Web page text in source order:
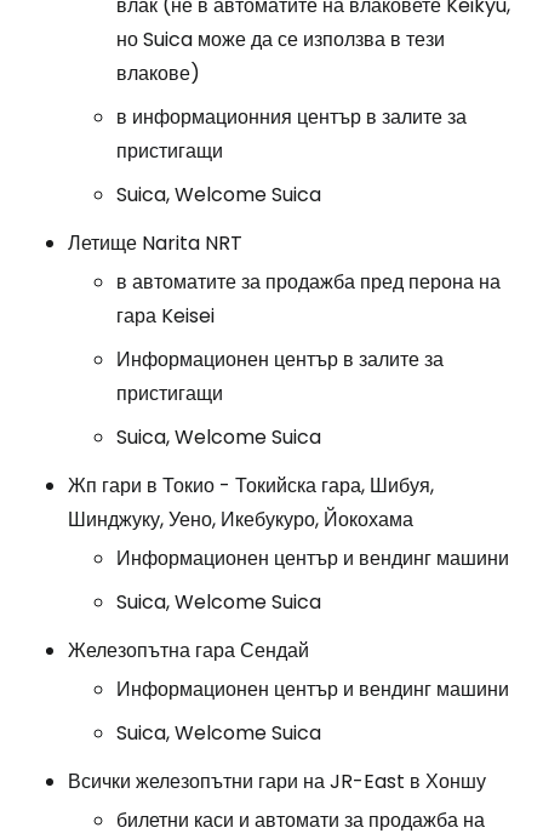
но Suica може да се използва в тези
влакове)
в информационния център в залите за
пристигащи
Suica, Welcome Suica
Летище Narita NRT
в автоматите за продажба пред перона на
гара Keisei
Информационен център в залите за
пристигащи
Suica, Welcome Suica
Жп гари в Токио - Токийска гара, Шибуя,
Шинджуку, Уено, Икебукуро, Йокохама
Информационен център и вендинг машини
Suica, Welcome Suica
Железопътна гара Сендай
Информационен център и вендинг машини
Suica, Welcome Suica
Всички железопътни гари на JR-East в Хоншу
билетни каси и автомати за продажба на